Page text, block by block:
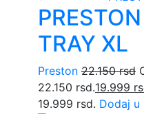
TRAY XL
Preston 22.150rsd
22.150 rsd.19.999
19.999 rsd. Dodaj u